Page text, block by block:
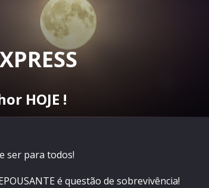
HOJE !
ser para todos!
é questão de sobrevivência!